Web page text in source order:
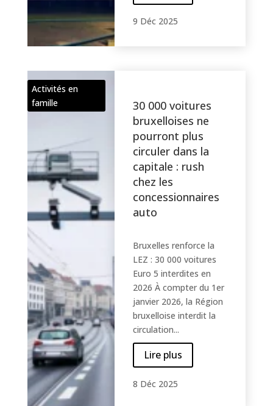
9 Déc 2025
Activités en
famille
30 000 voitures
bruxelloises ne
pourront plus
circuler dans la
capitale : rush
chez les
concessionnaires
auto
Bruxelles renforce la
LEZ : 30 000 voitures
Euro 5 interdites en
2026 À compter du 1er
janvier 2026, la Région
bruxelloise interdit la
circulation...
Lire plus
8 Déc 2025